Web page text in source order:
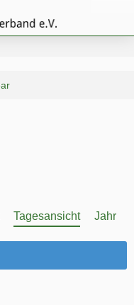
Tagesansicht